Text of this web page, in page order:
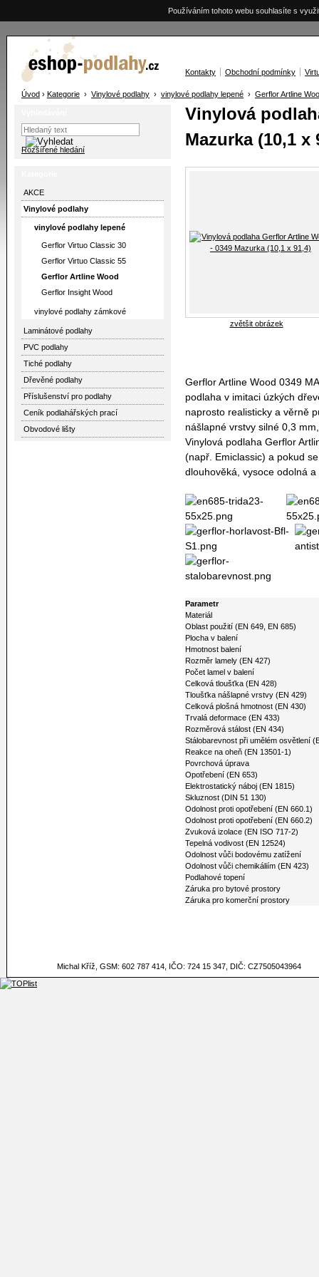
Používáním tohoto webu souhlasíte s
Kontakty Obchodní podmínky
Úvod › Kategorie › Vinylové podlahy › vinylové podlahy lepené › Gerflor Artline
Rozšířené hledání
AKCE
Vinylové podlahy
vinylové podlahy lepené
Gerflor Virtuo Classic 30
Gerflor Virtuo Classic 55
Gerflor Artline Wood
Gerflor Insight Wood
vinylové podlahy zámkové
Laminátové podlahy
PVC podlahy
Tiché podlahy
Dřevěné podlahy
Příslušenství pro podlahy
Ceník podlahářských prací
Obvodové lišty
Vinylová
Mazurka (10,1 x
zvětšit obrázek
Gerflor Artline Wood 0349
podlaha v imitaci úzkých
naprosto realisticky a věrně
nášlapné vrstvy silné 0,3
Vinylová podlaha Gerflor
(např. Emiclassic) a pokud
dlouhověká, vysoce odolná
Parametr
Materiál
Oblast použití (EN 649, EN 685)
Plocha v balení
Hmotnost balení
Rozměr lamely (EN 427)
Počet lamel v balení
Celková tloušťka (EN 428)
Tloušťka nášlapné vrstvy (EN 429)
Celková plošná hmotnost (EN 430)
Trvalá deformace (EN 433)
Rozměrová stálost (EN 434)
Stálobarevnost při umělém osvětlení
Reakce na oheň (EN 13501-1)
Povrchová úprava
Opotřebení (EN 653)
Elektrostatický náboj (EN 1815)
Skluznost (DIN 51 130)
Odolnost proti opotřebení (EN 660.1)
Odolnost proti opotřebení (EN 660.2)
Zvuková izolace (EN ISO 717-2)
Tepelná vodivost (EN 12524)
Odolnost vůči bodovému zatížení
Odolnost vůči chemikáliím (EN 423)
Podlahové topení
Záruka pro bytové prostory
Záruka pro komerční prostory
Michal Kříž, GSM: 602 787 414, IČO: 724 15 347, DIČ: CZ7505043964